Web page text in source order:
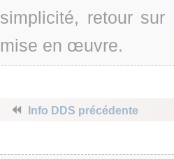
simplicité, retour
mise en œuvre.
⏪ Info DDS précédente